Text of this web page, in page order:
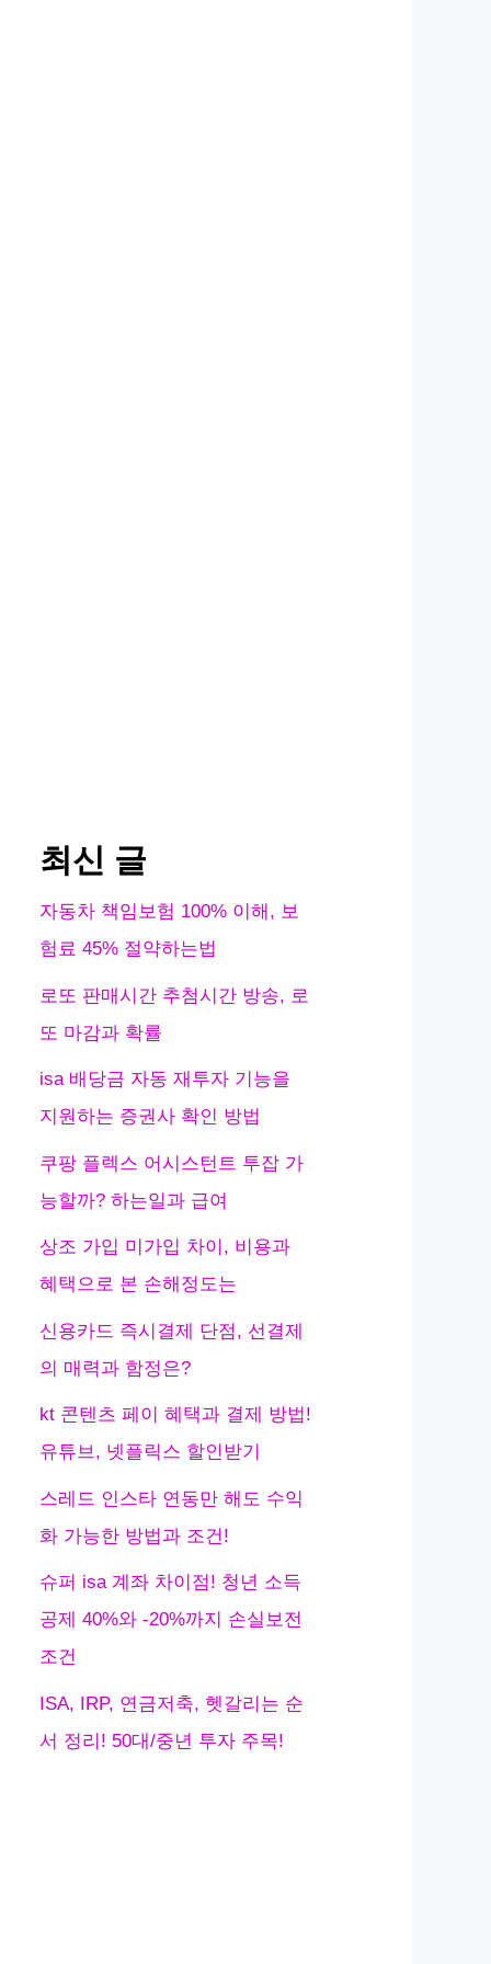
최신 글
자동차 책임보험 100% 이해, 보
험료 45% 절약하는법
로또 판매시간 추첨시간 방송, 로
또 마감과 확률
isa 배당금 자동 재투자 기능을
지원하는 증권사 확인 방법
쿠팡 플렉스 어시스턴트 투잡 가
능할까? 하는일과 급여
상조 가입 미가입 차이, 비용과
혜택으로 본 손해정도는
신용카드 즉시결제 단점, 선결제
의 매력과 함정은?
kt 콘텐츠 페이 혜택과 결제 방법!
유튜브, 넷플릭스 할인받기
스레드 인스타 연동만 해도 수익
화 가능한 방법과 조건!
슈퍼 isa 계좌 차이점! 청년 소득
공제 40%와 -20%까지 손실보전
조건
ISA, IRP, 연금저축, 헷갈리는 순
서 정리! 50대/중년 투자 주목!